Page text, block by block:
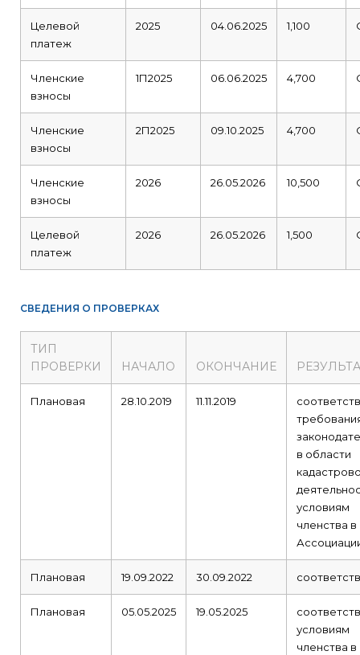
Целевой
платеж
2025 04.06.2025 1,100
Членские
взносы
1П2025 06.06.2025 4,700
Членские
взносы
2П2025 09.10.2025 4,700
Членские
взносы
2026 26.05.2026 10,500
Целевой
платеж
2026 26.05.2026 1,500
СВЕДЕНИЯ О ПРОВЕРКАХ
ТИП
ПРОВЕРКИ
НАЧАЛО ОКОНЧАНИЕ
Плановая 28.10.2019 11.11.2019
в области
условиям
членства в
Плановая 19.09.2022 30.09.2022
Плановая 05.05.2025 19.05.2025
условиям
членства в